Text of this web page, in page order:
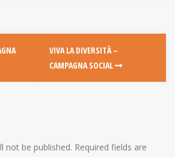
VIVA LA DIVERSITÀ –
CAMPAGNA SOCIAL
not be published. Required fields are